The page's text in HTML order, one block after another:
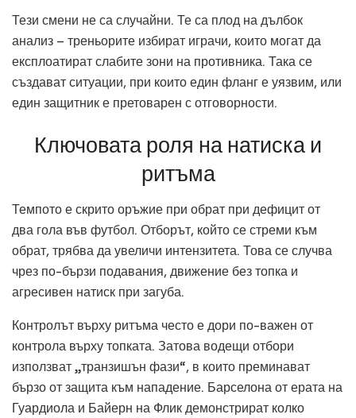
Тези смени не са случайни. Те са плод на дълбок
анализ – треньорите избират играчи, които могат да
експлоатират слабите зони на противника. Така се
създават ситуации, при които един фланг е уязвим, или
един защитник е претоварен с отговорности.
Ключовата роля на натиска и
ритъма
Темпото е скрито оръжие при обрат при дефицит от
два гола във футбол. Отборът, който се стреми към
обрат, трябва да увеличи интензитета. Това се случва
чрез по-бързи подавания, движение без топка и
агресивен натиск при загуба.
Контролът върху ритъма често е дори по-важен от
контрола върху топката. Затова водещи отбори
използват „транзишън фази“, в които преминават
бързо от защита към нападение. Барселона от ерата на
Гуардиола и Байерн на Флик демонстрират колко